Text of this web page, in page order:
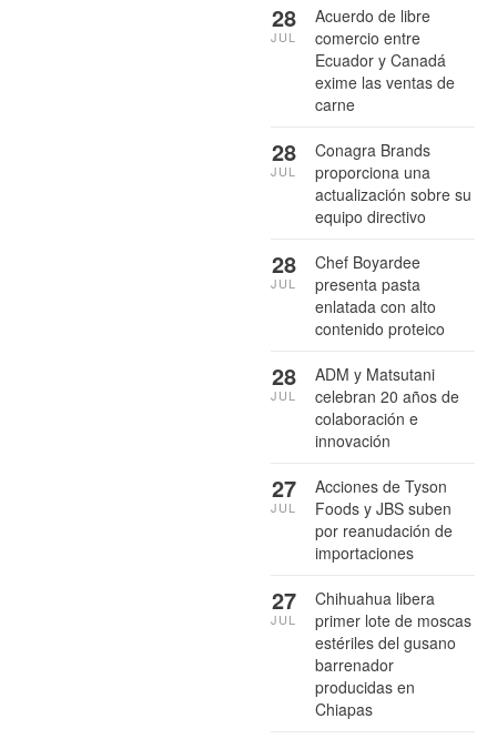
Acuerdo de libre
comercio entre
Ecuador y Canadá
exime las ventas de
carne
28
JUL
Conagra Brands
proporciona una
actualización sobre su
equipo directivo
28
JUL
Chef Boyardee
presenta pasta
enlatada con alto
contenido proteico
28
JUL
ADM y Matsutani
celebran 20 años de
colaboración e
innovación
28
JUL
Acciones de Tyson
Foods y JBS suben
por reanudación de
importaciones
27
JUL
Chihuahua libera
primer lote de moscas
estériles del gusano
barrenador
producidas en
Chiapas
27
JUL